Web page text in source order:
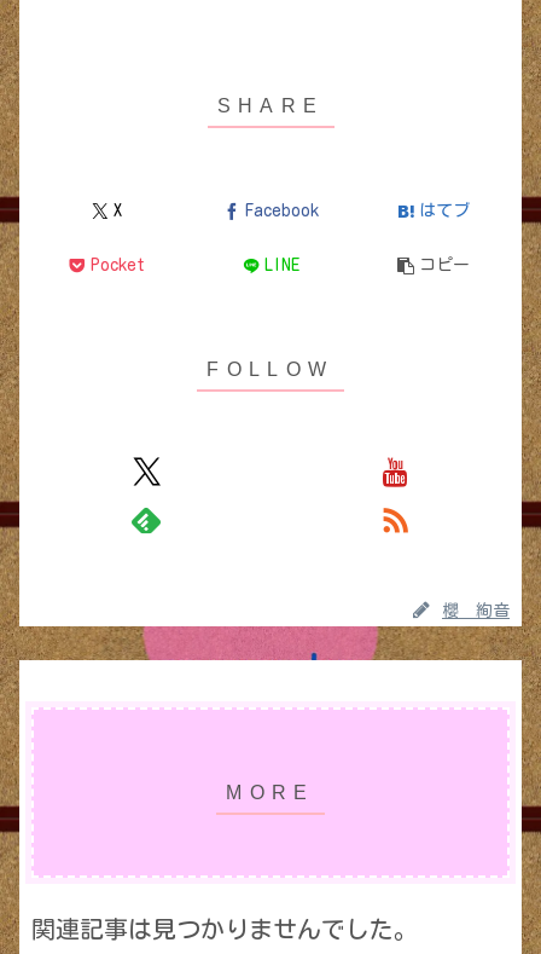
X Facebook はてブ
Pocket LINE コピー
櫻 絢音
関連記事は見つかりませんでした。